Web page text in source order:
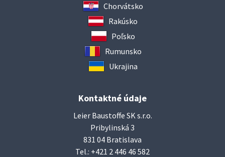
Chorvátsko
Rakúsko
Poľsko
Rumunsko
Ukrajina
Kontaktné údaje
Leier Baustoffe SK s.r.o.
Pribylinská 3
831 04 Bratislava
Tel.: +421 2 446 46 582